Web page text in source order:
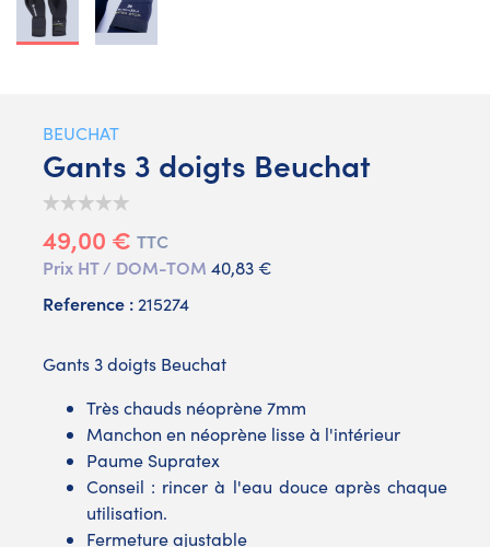
BEUCHAT
Gants 3 doigts Beuchat
49,00 € TTC
Prix HT / DOM-TOM 40,83 €
Reference : 215274
Gants 3 doigts Beuchat
Très chauds néoprène 7mm
Manchon en néoprène lisse à l'intérieur
Paume Supratex
Conseil : rincer à l'eau douce après chaque
utilisation.
Fermeture ajustable